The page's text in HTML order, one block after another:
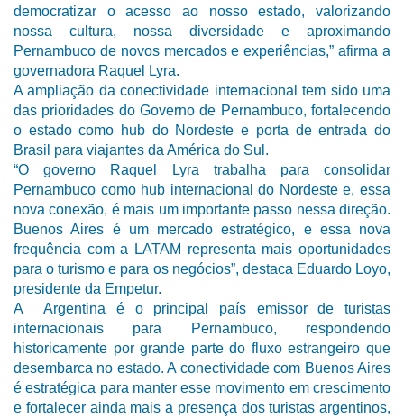
democratizar o acesso ao nosso estado, valorizando
nossa cultura, nossa diversidade e aproximando
Pernambuco de novos mercados e experiências,” afirma a
governadora Raquel Lyra.
A ampliação da conectividade internacional tem sido uma
das prioridades do Governo de Pernambuco, fortalecendo
o estado como hub do Nordeste e porta de entrada do
Brasil para viajantes da América do Sul.
“O governo Raquel Lyra trabalha para consolidar
Pernambuco como hub internacional do Nordeste e, essa
nova conexão, é mais um importante passo nessa direção.
Buenos Aires é um mercado estratégico, e essa nova
frequência com a LATAM representa mais oportunidades
para o turismo e para os negócios”, destaca Eduardo Loyo,
presidente da Empetur.
A Argentina é o principal país emissor de turistas
internacionais para Pernambuco, respondendo
historicamente por grande parte do fluxo estrangeiro que
desembarca no estado. A conectividade com Buenos Aires
é estratégica para manter esse movimento em crescimento
e fortalecer ainda mais a presença dos turistas argentinos,